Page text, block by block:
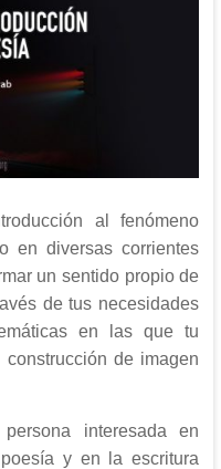
al fenómeno
en diversas corrientes
un sentido propio de
de tus necesidades
en las que tu
de imagen
interesada en
y en la escritura